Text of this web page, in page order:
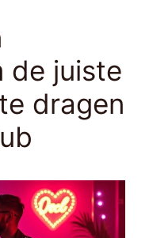
de juiste
dragen